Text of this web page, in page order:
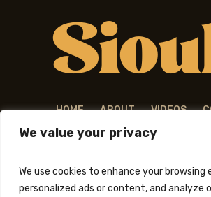
We value your privacy
We use cookies to enhance your browsing
personalized ads or content, and analyze
HOME ABOUT VIDEOS